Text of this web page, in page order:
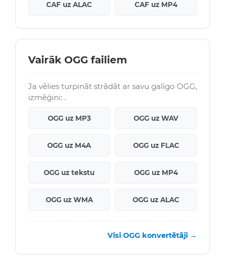
CAF uz ALAC CAF uz MP4
Vairāk OGG failiem
Ja vēlies turpināt strādāt ar savu galīgo OGG,
izmēģini: .
OGG uz MP3 OGG uz WAV
OGG uz M4A OGG uz FLAC
OGG uz tekstu OGG uz MP4
OGG uz WMA OGG uz ALAC
Visi OGG konvertētāji →